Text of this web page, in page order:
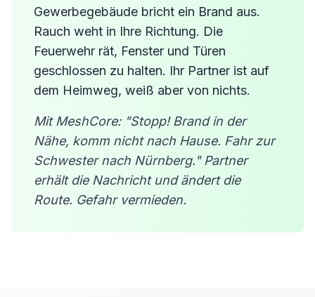
Gewerbegebäude bricht ein Brand aus.
Rauch weht in Ihre Richtung. Die
Feuerwehr rät, Fenster und Türen
geschlossen zu halten. Ihr Partner ist auf
dem Heimweg, weiß aber von nichts.
Mit MeshCore: "Stopp! Brand in der
Nähe, komm nicht nach Hause. Fahr zur
Schwester nach Nürnberg." Partner
erhält die Nachricht und ändert die
Route. Gefahr vermieden.